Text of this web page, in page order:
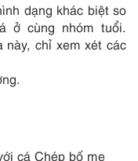
dạng khác biệt so
ở cùng nhóm tuổi.
này, chỉ xem xét các
cá Chép bố mẹ